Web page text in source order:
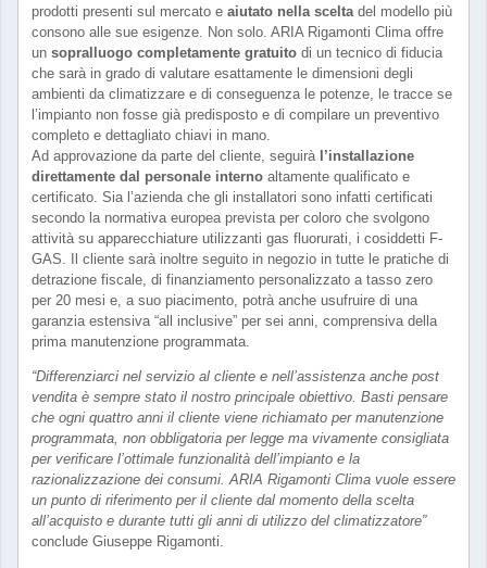
prodotti presenti sul mercato e aiutato nella sceltadel modello più
consono alle sue esigenze. Non solo. ARIA Rigamonti Clima offre
un sopralluogo completamente gratuito di un tecnico di fiducia
che sarà in grado di valutare esattamente le dimensioni degli
ambienti da climatizzare e di conseguenza le potenze, le tracce se
l’impianto non fosse già predisposto e di compilare un preventivo
completo e dettagliato chiavi in mano.
Ad approvazione da parte del cliente, seguirà l’installazione
direttamente dal personale interno altamente qualificato e
certificato. Sia l’azienda che gli installatori sono infatti certificati
secondo la normativa europea prevista per coloro che svolgono
attività su apparecchiature utilizzanti gas fluorurati, i cosiddetti F-
GAS. Il cliente sarà inoltre seguito in negozio in tutte le pratiche di
detrazione fiscale, di finanziamento personalizzato a tasso zero
per 20 mesi e, a suo piacimento, potrà anche usufruire di una
garanzia estensiva “all inclusive” per sei anni, comprensiva della
prima manutenzione programmata.
“Differenziarci nel servizio al cliente e nell’assistenza anche post
vendita è sempre stato il nostro principale obiettivo. Basti pensare
che ogni quattro anni il cliente viene richiamato per manutenzione
programmata, non obbligatoria per legge ma vivamente consigliata
per verificare l’ottimale funzionalità dell’impianto e la
razionalizzazione dei consumi. ARIA Rigamonti Clima vuole essere
un punto di riferimento per il cliente dal momento della scelta
all’acquisto e durante tutti gli anni di utilizzo del climatizzatore”
conclude Giuseppe Rigamonti.